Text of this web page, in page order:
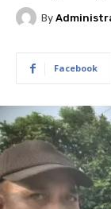
By
Facebook